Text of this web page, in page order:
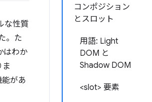
コンポジション
とスロット
用語: Light
DOM と
Shadow DOM
<slot> 要素
な性質
。た
はわか
があ